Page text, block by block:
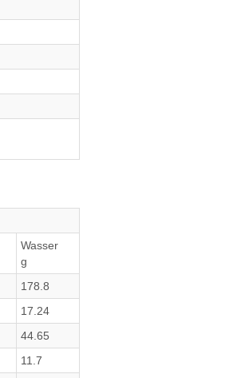
Wasser
g
178.8
17.24
44.65
11.7